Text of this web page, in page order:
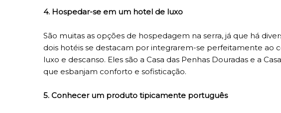
4. Hospedar-se em um hotel de luxo
São muitas as opções de hospedagem na serra, já que há
dois hotéis se destacam por integrarem-se perfeitamente ao
luxo e descanso. Eles são a Casa das Penhas Douradas e a
que esbanjam conforto e sofisticação.
5. Conhecer um produto tipicamente português